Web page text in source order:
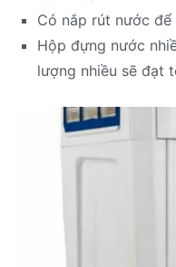
Có nắp rút nước
Hộp đựng nước
lượng nhiều sẽ đạt